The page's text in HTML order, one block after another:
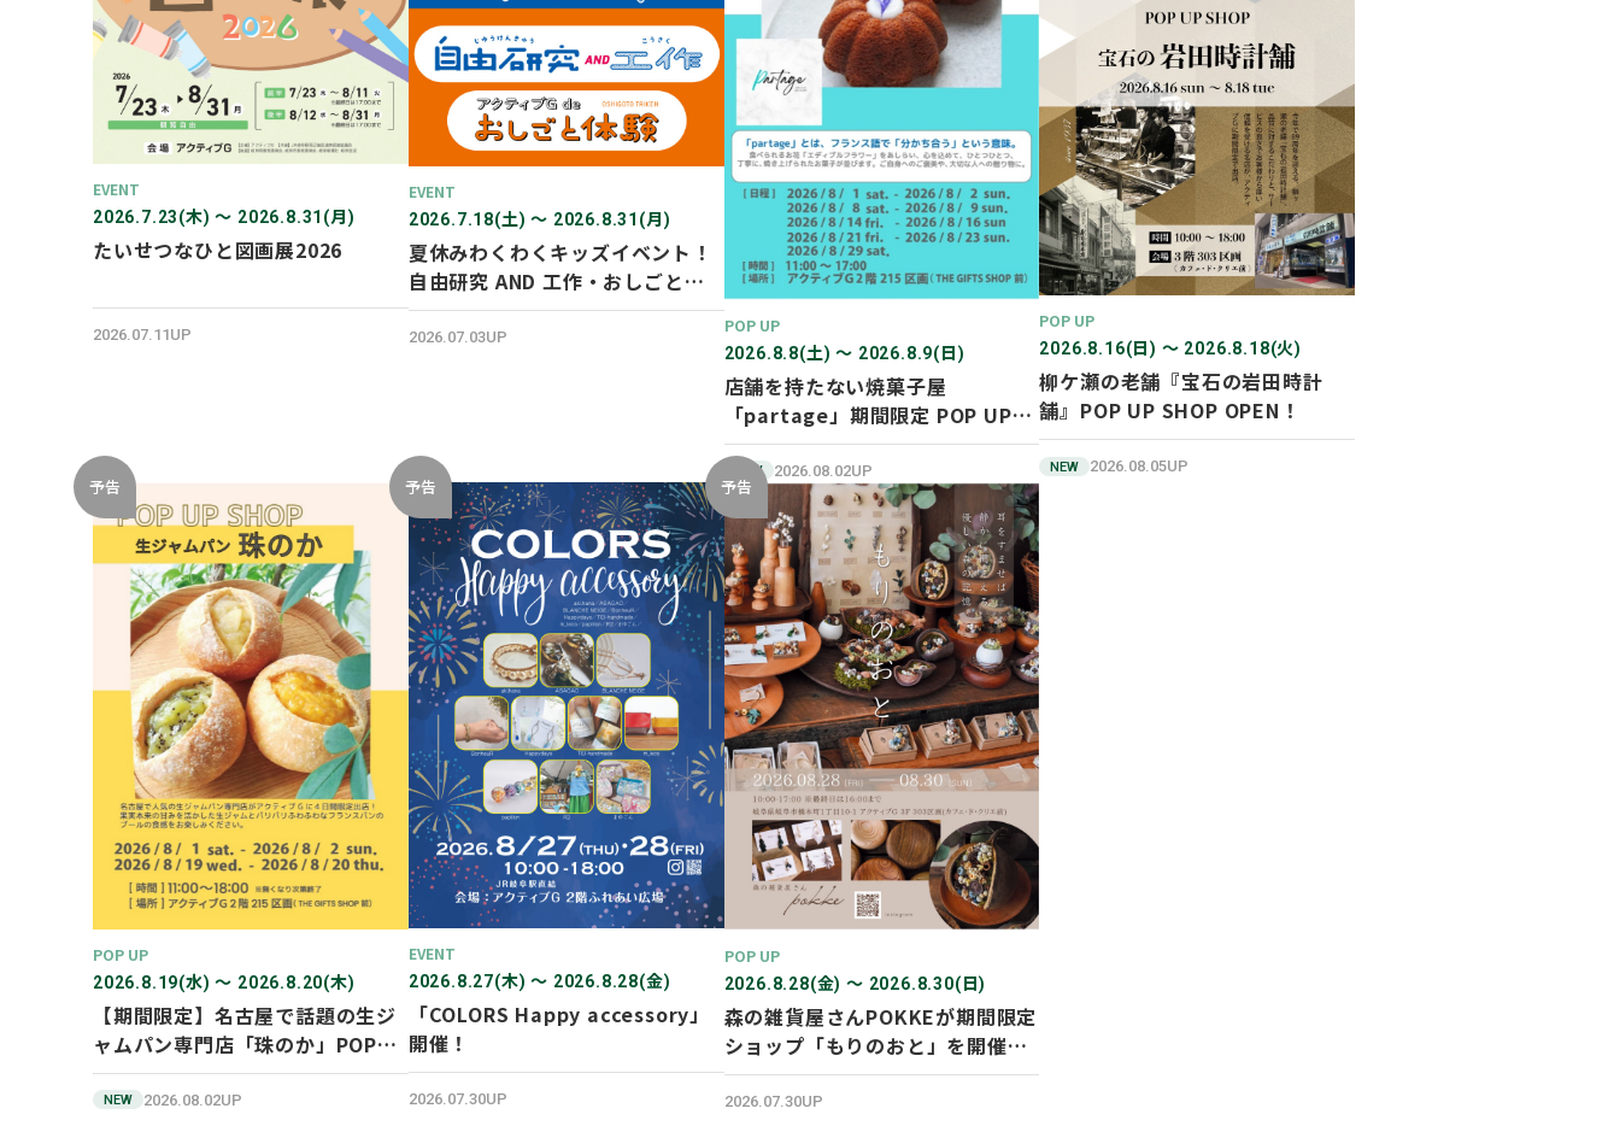
EVENT
2026.7.23(木) 〜 2026.8.31(月)
たいせつなひと図画展2026
2026.07.11UP
EVENT
2026.7.18(土) 〜 2026.8.31(月)
夏休みわくわくキッズイベント！
自由研究 AND 工作・おしごと体
験！
2026.07.03UP
POP UP
2026.8.8(土) 〜 2026.8.9(日)
店舗を持たない焼菓子屋
「partage」期間限定 POP UP
SHOP オープン！
NEW 2026.08.02UP
POP UP
2026.8.16(日) 〜 2026.8.18(火)
柳ケ瀬の老舗『宝石の岩田時計
舗』POP UP SHOP OPEN！
NEW 2026.08.05UP
予告
POP UP
2026.8.19(水) 〜 2026.8.20(木)
【期間限定】名古屋で話題の生ジ
ャムパン専門店「珠のか」POP
UP SHOP
NEW 2026.08.02UP
予告
EVENT
2026.8.27(木) 〜 2026.8.28(金)
「COLORS Happy accessory」
開催！
2026.07.30UP
予告
POP UP
2026.8.28(金) 〜 2026.8.30(日)
森の雑貨屋さんPOKKEが期間限定
ショップ「もりのおと」を開催し
ます！
2026.07.30UP